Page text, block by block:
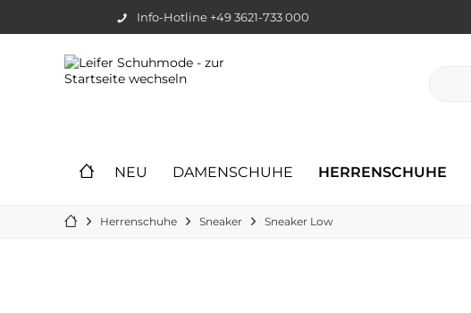
Info-Hotline +49 3621-733 000
NEU DAMENSCHUHE HERRENSCHUHE
Herrenschuhe Sneaker Sneaker Low